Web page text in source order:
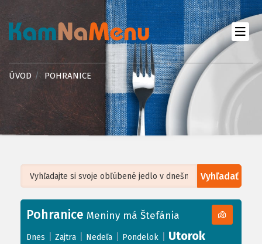
ÚVOD POHRANICE
Vyhľadať
+
−
Leaflet| ©OpenStreetMap, Tiles courtesy ofHumanitarian OpenStreetMap
Pohranice Meniny má Štefánia
Dnes Zajtra Nedeľa Pondelok Utorok